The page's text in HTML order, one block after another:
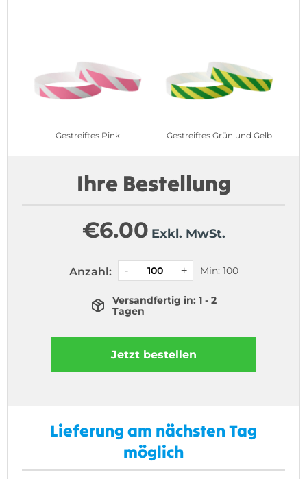
Gestreiftes Pink Gestreiftes Grün und Gelb
Ihre Bestellung
€6.00 Exkl. MwSt.
Anzahl: Min: 100
Versandfertig in: 1 - 2
Tagen
Jetzt bestellen
Lieferung am nächsten Tag
möglich